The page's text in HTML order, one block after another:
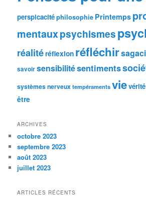
perspicacitéphilosophie Printemps
mentauxpsychismes
réalitéréflexion réfléchir
savoirsensibilitésentiments
systèmes nerveuxtempéramentsvievérité
être
ARCHIVES
octobre 2023
septembre 2023
août 2023
juillet 2023
ARTICLES RÉCENTS